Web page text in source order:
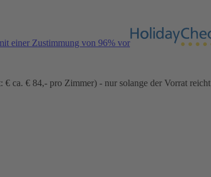
einer Zustimmung von 96% vor
ca. € 84,- pro Zimmer) - nur solange der Vorrat reicht